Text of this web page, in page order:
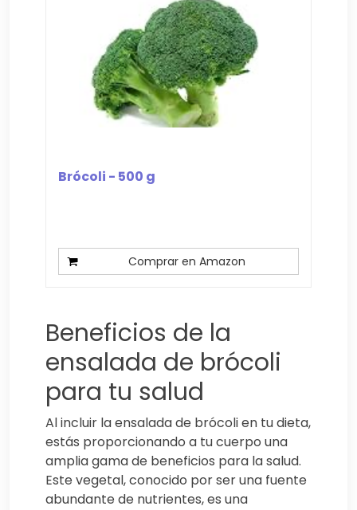
Brócoli - 500 g
Comprar en Amazon
Beneficios de la
ensalada de brócoli
para tu salud
Al incluir la ensalada de brócoli en tu dieta,
estás proporcionando a tu cuerpo una
amplia gama de beneficios para la salud.
Este vegetal, conocido por ser una fuente
abundante de nutrientes, es una